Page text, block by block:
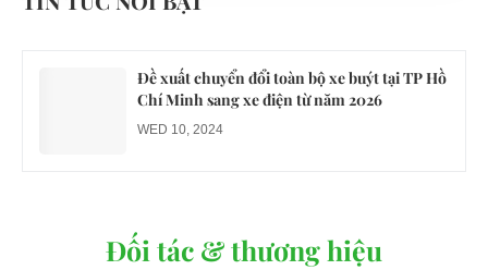
MON 07, 2026
Đề xuất chuyển đổi toàn bộ xe buýt tại TP Hồ
Chí Minh sang xe điện từ năm 2026
WED 10, 2024
Đối tác & thương hiệu